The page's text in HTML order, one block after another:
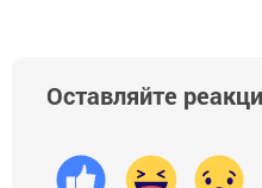
Оставляйте